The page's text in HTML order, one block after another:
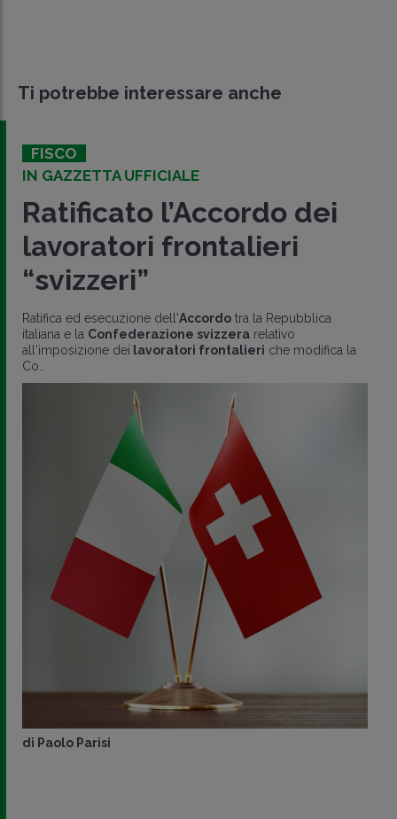
Ti potrebbe interessare anche
FISCO
IN GAZZETTA UFFICIALE
Ratificato l’Accordo dei
lavoratori frontalieri
“svizzeri”
Ratifica ed esecuzione dell'Accordo tra la Repubblica
italiana e la Confederazione svizzera relativo
all'imposizione dei lavoratori frontalieri che modifica la
Co..
di Paolo Parisi